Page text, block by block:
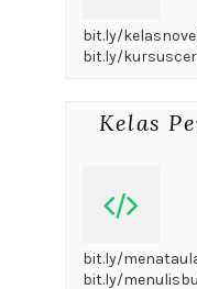
bit.ly/
bit.ly/
Kelas
bit.ly/
bit.ly/